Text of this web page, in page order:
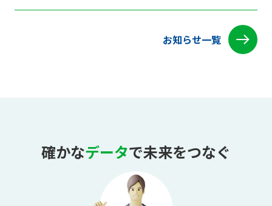
お知らせ一覧
確かなデータで未来をつなぐ